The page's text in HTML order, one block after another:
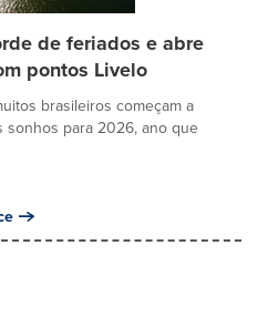
de feriados e abre
pontos Livelo
brasileiros começam a
sonhos para 2026, ano que